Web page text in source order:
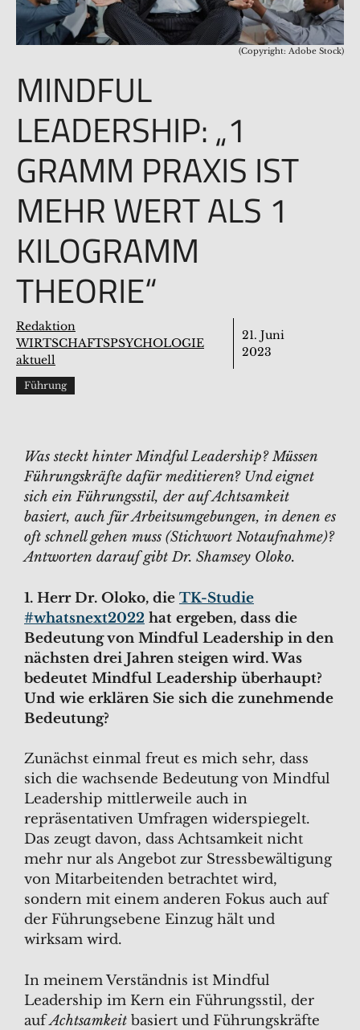
MINDFUL
LEADERSHIP: „1
GRAMM PRAXIS IST
MEHR WERT ALS 1
KILOGRAMM
THEORIE“
Redaktion
WIRTSCHAFTSPSYCHOLOGIE
aktuell
21. Juni
2023
Führung
(Copyright: Adobe Stock)
Was steckt hinter Mindful Leadership? Müssen
Führungskräfte dafür meditieren? Und eignet
sich ein Führungsstil, der auf Achtsamkeit
basiert, auch für Arbeitsumgebungen, in denen es
oft schnell gehen muss (Stichwort Notaufnahme)?
Antworten darauf gibt Dr. Shamsey Oloko.
1. Herr Dr. Oloko, die TK-Studie
#whatsnext2022 hat ergeben, dass die
Bedeutung von Mindful Leadership in den
nächsten drei Jahren steigen wird. Was
bedeutet Mindful Leadership überhaupt?
Und wie erklären Sie sich die zunehmende
Bedeutung?
Zunächst einmal freut es mich sehr, dass
sich die wachsende Bedeutung von Mindful
Leadership mittlerweile auch in
repräsentativen Umfragen widerspiegelt.
Das zeugt davon, dass Achtsamkeit nicht
mehr nur als Angebot zur Stressbewältigung
von Mitarbeitenden betrachtet wird,
sondern mit einem anderen Fokus auch auf
der Führungsebene Einzug hält und
wirksam wird.
In meinem Verständnis ist Mindful
Leadership im Kern ein Führungsstil, der
aufAchtsamkeit basiert und Führungskräfte